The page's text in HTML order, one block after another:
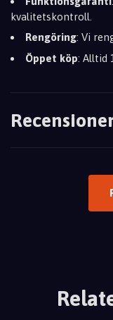
kvalitetskontroll.
Rengöring: Vi
Öppet köp: Alltid